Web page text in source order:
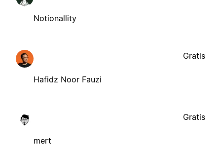
Notionallity
Hafidz Noor Fauzi
Gratis
mert
Gratis